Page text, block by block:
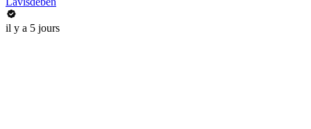
il y a 5 jours